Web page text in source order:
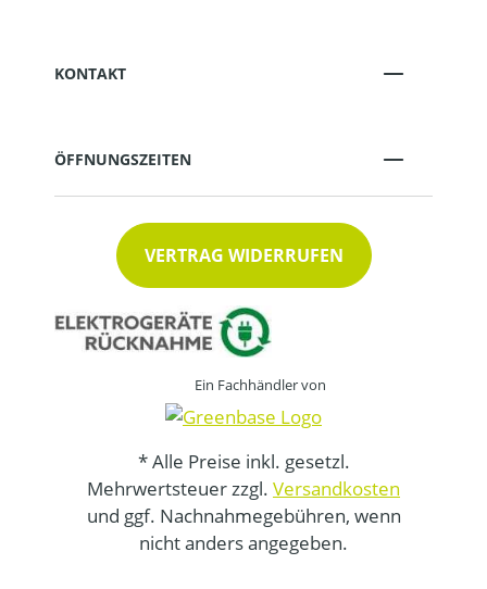
KONTAKT
ÖFFNUNGSZEITEN
VERTRAG WIDERRUFEN
Ein Fachhändler von
* Alle Preise inkl. gesetzl.
Mehrwertsteuer zzgl. Versandkosten
und ggf. Nachnahmegebühren, wenn
nicht anders angegeben.